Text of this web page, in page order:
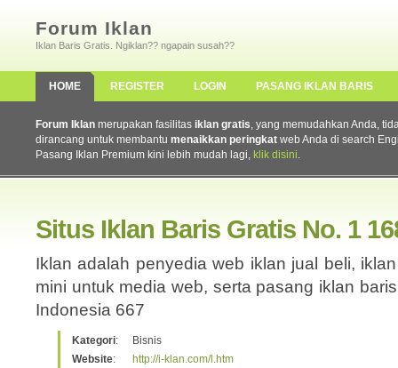
Forum Iklan
Iklan Baris Gratis. Ngiklan?? ngapain susah??
HOME REGISTER LOGIN PASANG IKLAN BARIS
Forum Iklan merupakan fasilitas iklan gratis, yang memudahkan Anda,
dirancang untuk membantu menaikkan peringkat web Anda di search
Pasang Iklan Premium kini lebih mudah lagi, klik disini.
Situs Iklan Baris Gratis No. 1
Iklan adalah penyedia web iklan jual beli,
mini untuk media web, serta pasang iklan
Indonesia 667
Kategori:
Bisnis
Website:
http://i-klan.com/l.htm